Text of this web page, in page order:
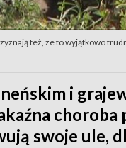
też, ze to wyjątkowo
i
choroba
swoje ule,